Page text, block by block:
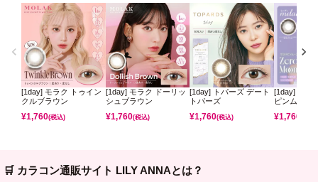
[1day] モラク トゥイン
クルブラウン
¥1,760(税込)
[1day] モラク ドーリッ
シュブラウン
¥1,760(税込)
[1day] トパーズ デート
トパーズ
¥1,760(税込)
[1day] ミレ
ピンムーン
¥1,760
🛒 カラコン通販サイト LILY ANNAとは？